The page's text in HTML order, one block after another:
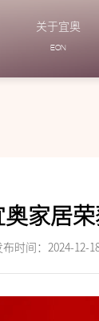
关于宜奥
EON
奥家居
布时间：2024-12-